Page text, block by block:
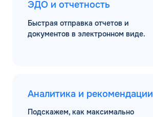
ЭДО и отчетность
Быстрая отправка отчетов и
документов в электронном виде.
Аналитика и рекомендации
Подскажем, как максимально